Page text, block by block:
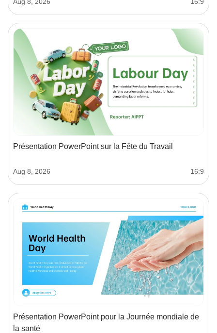
Présentation PowerPoint sur la Fête du Travail
Aug 8, 2026 16:9
Présentation PowerPoint pour la Journée mondiale de
la santé